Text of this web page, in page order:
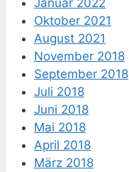
Oktober 2021
August 2021
November 2018
September 2018
Juli 2018
Juni 2018
Mai 2018
April 2018
März 2018